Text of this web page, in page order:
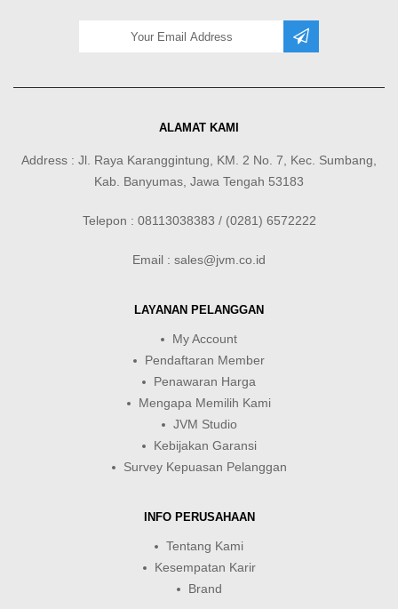
ALAMAT KAMI
Address : Jl. Raya Karanggintung, KM. 2 No. 7, Kec. Sumbang,
Kab. Banyumas, Jawa Tengah 53183
Telepon : 08113038383 / (0281) 6572222
Email : sales@jvm.co.id
LAYANAN PELANGGAN
My Account
Pendaftaran Member
Penawaran Harga
Mengapa Memilih Kami
JVM Studio
Kebijakan Garansi
Survey Kepuasan Pelanggan
INFO PERUSAHAAN
Tentang Kami
Kesempatan Karir
Brand